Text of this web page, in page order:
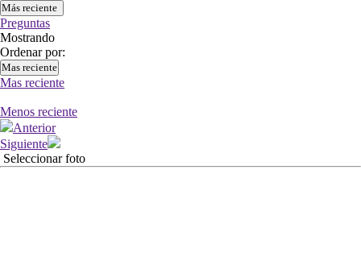
Más reciente
Preguntas
Mostrando
Ordenar por:
Mas reciente
Mas reciente
Menos reciente
Anterior
Siguiente
Seleccionar foto